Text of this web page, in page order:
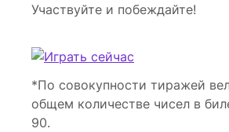
Участвуйте и побеждайте!
*По совокупности тиражей
общем количестве чисел в
90.